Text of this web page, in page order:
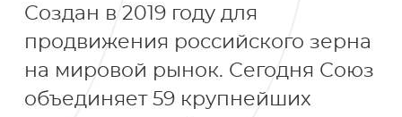
Создан в 2019 году для
продвижения российского зерна
на мировой рынок. Сегодня Союз
объединяет 59 крупнейших